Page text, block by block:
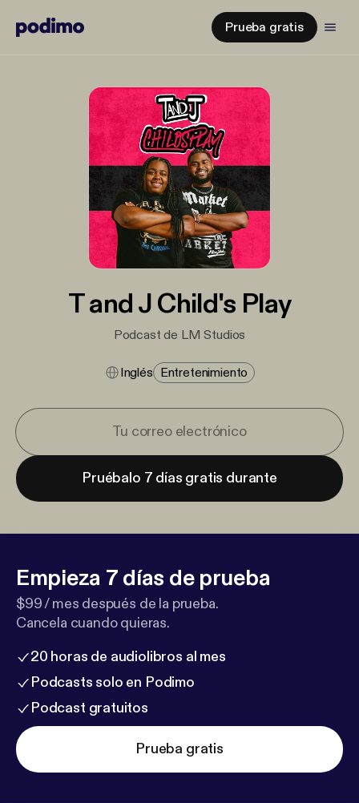
Prueba gratis
T and J Child's Play
Podcast de LM Studios
Inglés Entretenimiento
Pruébalo 7 días gratis durante
Empieza 7 días de prueba
$99 / mes después de la prueba.
Cancela cuando quieras.
20 horas de audiolibros al mes
Podcasts solo en Podimo
Podcast gratuitos
Prueba gratis